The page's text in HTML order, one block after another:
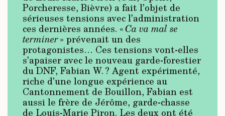
Porcheresse, Bièvre) a fait l’objet de
sérieuses tensions avec l’administration
ces dernières années. «Ca va mal se
terminer» prévenait un des
protagonistes… Ces tensions vont-elles
s’apaiser avec le nouveau garde-forestier
du DNF, Fabian W. ? Agent expérimenté,
riche d’une longue expérience au
Cantonnement de Bouillon, Fabian est
aussi le frère de Jérôme, garde-chasse
de Louis-Marie Piron. Les deux ont été